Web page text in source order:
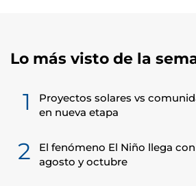
Lo más visto de la
1
Proyectos solares vs
en nueva etapa
2
El fenómeno El Niño llega
agosto y octubre